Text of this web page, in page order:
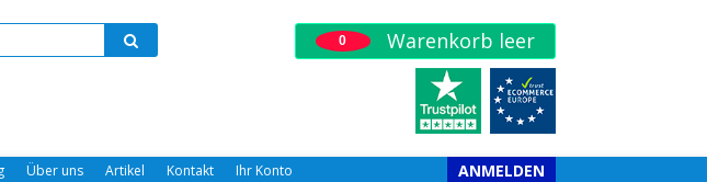
0 Warenkorb leer
Über uns Artikel Kontakt Ihr Konto ANMELDEN